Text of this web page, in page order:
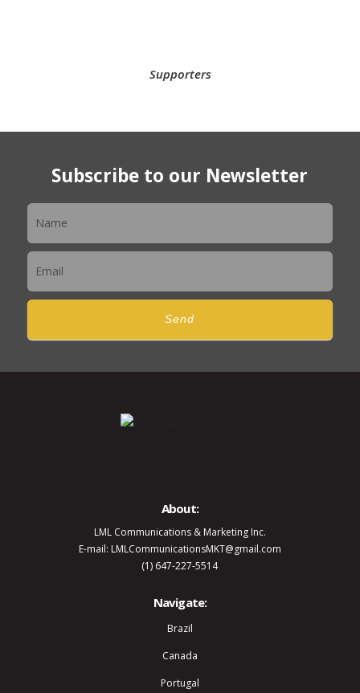
Supporters
Subscribe to our Newsletter
Send
About:
LML Communications & Marketing Inc.
E-mail: LMLCommunicationsMKT@gmail.com
(1) 647-227-5514
Navigate:
Brazil
Canada
Portugal